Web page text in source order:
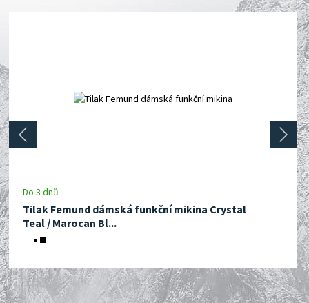
Do 3 dnů
Tilak Femund dámská funkční mikina Crystal
Teal / Marocan Bl...
prev next